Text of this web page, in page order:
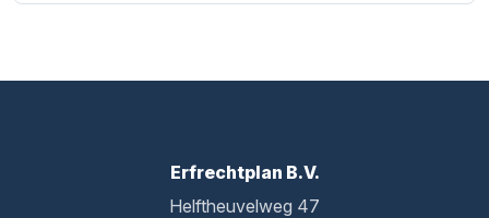
Erfrechtplan B.V.
Helftheuvelweg 47